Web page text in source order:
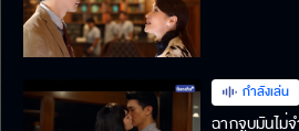
กำลังเล่น
ฉากจูบมันไม่จ